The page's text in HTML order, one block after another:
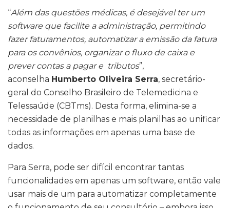
“Além das questões médicas, é desejável ter um
software que facilite a administração, permitindo
fazer faturamentos, automatizar a emissão da fatura
para os convênios, organizar o fluxo de caixa e
prever contas a pagar e tributos”,
aconselha Humberto Oliveira Serra, secretário-
geral do Conselho Brasileiro de Telemedicina e
Telessaúde (CBTms). Desta forma, elimina-se a
necessidade de planilhas e mais planilhas ao unificar
todas as informações em apenas uma base de
dados.
Para Serra, pode ser difícil encontrar tantas
funcionalidades em apenas um software, então vale
usar mais de um para automatizar completamente